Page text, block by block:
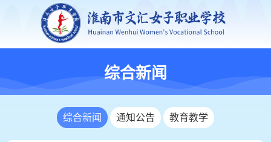
综合新闻
综合新闻 通知公告 教育教学